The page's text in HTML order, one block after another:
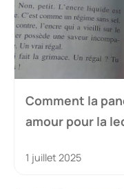
Comment la
amour pour la
1 juillet 2025